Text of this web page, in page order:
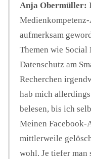
Anja Obermüller:
aufmerksam
Themen wie Social
Datenschutz am
Recherchen
hab mich
belesen, bis ich
Meinen Facebook-
mittlerweile
wohl. Je tiefer man